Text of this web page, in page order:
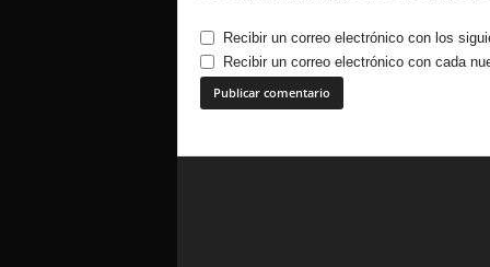
Recibir un correo electrónico con los
Recibir un correo electrónico con cada